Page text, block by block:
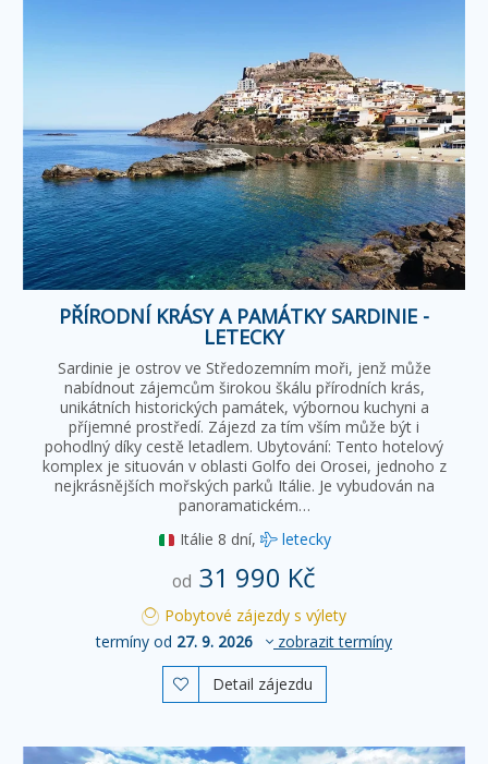
PŘÍRODNÍ KRÁSY A PAMÁTKY SARDINIE -
LETECKY
Sardinie je ostrov ve Středozemním moři, jenž může
nabídnout zájemcům širokou škálu přírodních krás,
unikátních historických památek, výbornou kuchyni a
příjemné prostředí. Zájezd za tím vším může být i
pohodlný díky cestě letadlem. Ubytování: Tento hotelový
komplex je situován v oblasti Golfo dei Orosei, jednoho z
nejkrásnějších mořských parků Itálie. Je vybudován na
panoramatickém…
Itálie 8 dní, letecky
od 31 990 Kč
Pobytové zájezdy s výlety
termíny od 27. 9. 2026 zobrazit termíny
 Detail zájezdu